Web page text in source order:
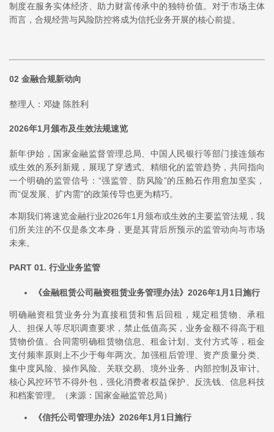
制度在服务实体经济、助力财富传承中的独特价值。对于市场主体
而言，合规经营与风险防控将成为信托业务开展的核心前提。
02 金融合规新动向
整理人：邓婕 陈胜利
2026年1月颁布及生效法规速览
新年伊始，国家金融监督管理总局、中国人民银行等部门接连颁布
或生效的系列新规，展现了穿透式、精细化的监管趋势，共同指向
一个明确的监管信号：“强监管、防风险”的压舱石作用愈加坚实，
而“促发展、扩内需”的政策传导也更为精巧。
本期我们将速览金融行业2026年1月颁布或生效的主要监管法规，我
们所关注的不仅是条文本身，更是其背后所预示的监管动向与市场
未来。
PART 01. 行业业务监管
《金融租赁公司融资租赁业务管理办法》2026年1月1日施行
明确融资租赁业务分为直接租赁和售后回租，规定租赁物、承租
人、担保人等尽职调查要求，禁止低值高买，业务金额不得高于租
赁物价值。合同需明确租赁物信息、租金计划、支付方式等，租金
支付频率原则上不少于每年两次。加强租后管理、资产质量分类、
集中度风险、操作风险、关联交易、境外业务、内部控制及审计。
核心风控环节不得外包，强化消费者权益保护、反洗钱、信息科技
和档案管理。（来源：国家金融监管总局）
《信托公司管理办法》2026年1月1日施行